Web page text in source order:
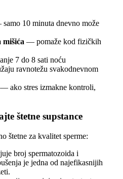
10 minuta dnevno može
mišića — pomaže kod fizičkih
7 do 8 sati noću
ravnotežu svakodnevnom
— ako stres izmakne kontroli,
štetne supstance
štetne za kvalitet sperme:
broj spermatozoida i
je jedna od najefikasnijih